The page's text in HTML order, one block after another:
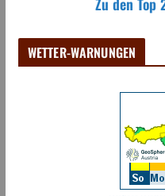
WETTER-WARNUNGEN